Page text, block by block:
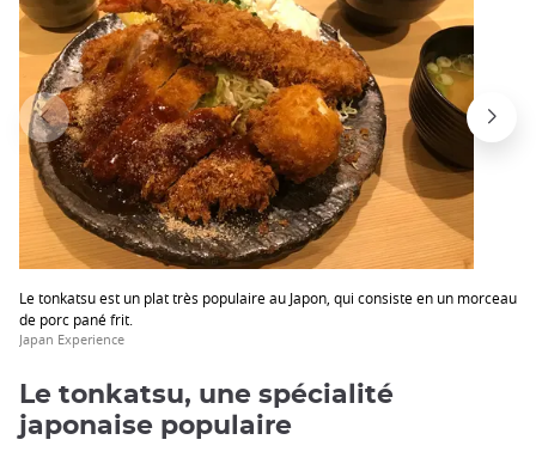
Le tonkatsu est un plat très populaire au Japon, qui consiste en un morceau
de porc pané frit.
Japan Experience
Le tonkatsu, une spécialité
japonaise populaire
on
focus
trap
after
an
iframe